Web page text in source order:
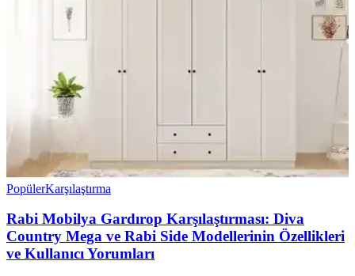
PopülerKarşılaştırma
Rabi Mobilya Gardırop Karşılaştırması: Diva
Country Mega ve Rabi Side Modellerinin Özellikleri
ve Kullanıcı Yorumları